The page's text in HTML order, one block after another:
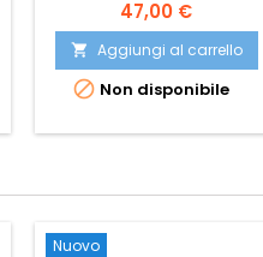
47,00 €
 Aggiungi al carrello
 Non disponibile
Nuovo